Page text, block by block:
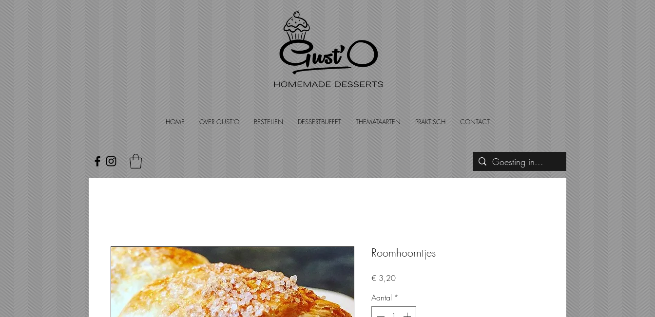
HOME OVER GUST'O BESTELLEN DESSERTBUFFET THEMATAARTEN PRAKTISCH CONTACT
Roomhoorntjes
€ 3,20Prijs
Aantal *